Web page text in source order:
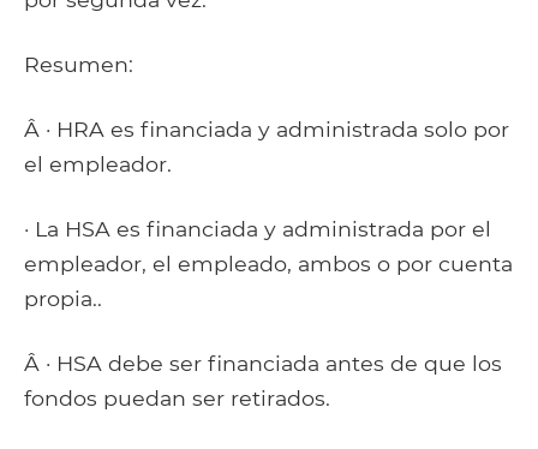
Resumen:
Â · HRA es financiada y administrada solo por
el empleador.
· La HSA es financiada y administrada por el
empleador, el empleado, ambos o por cuenta
propia..
Â · HSA debe ser financiada antes de que los
fondos puedan ser retirados.